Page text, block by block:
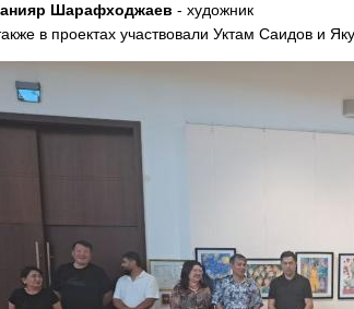
Шарафходжаев - художник
в проектах участвовали Уктам Саидов и